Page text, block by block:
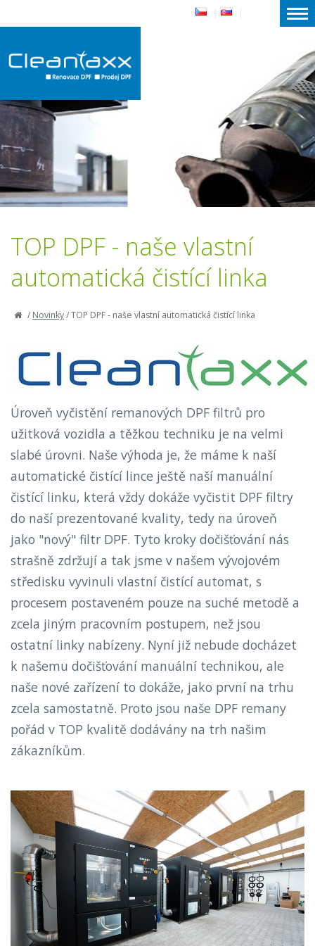
TOP DPF - naše vlastní
automatická čistící linka
/Novinky/TOP DPF - naše vlastní automatická čistící linka
Úroveň vyčistění remanových DPF filtrů pro
užitková vozidla a těžkou techniku je na velmi
slabé úrovni. Naše výhoda je, že máme k naší
automatické čistící lince ještě naší manuální
čistící linku, která vždy dokáže vyčistit DPF filtry
do naší prezentované kvality, tedy na úroveň
jako "nový" filtr DPF. Tyto kroky dočišťování nás
strašně zdržují a tak jsme v našem vývojovém
středisku vyvinuli vlastní čistící automat, s
procesem postaveném pouze na suché metodě a
zcela jiným pracovním postupem, než jsou
ostatní linky nabízeny. Nyní již nebude docházet
k našemu dočišťování manuální technikou, ale
naše nové zařízení to dokáže, jako první na trhu
zcela samostatně. Proto jsou naše DPF remany
pořád v TOP kvalitě dodávány na trh našim
zákazníkům.